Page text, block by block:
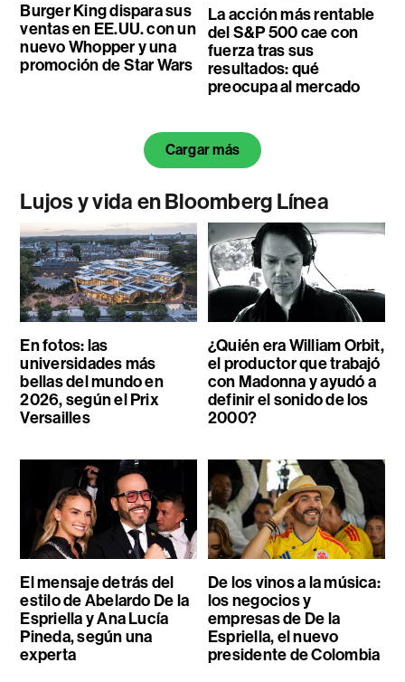
Burger King dispara sus
ventas en EE.UU. con un
nuevo Whopper y una
promoción de Star Wars
La acción más rentable
del S&P 500 cae con
fuerza tras sus
resultados: qué
preocupa al mercado
Cargar más
Lujos y vida en Bloomberg Línea
En fotos: las
universidades más
bellas del mundo en
2026, según el Prix
Versailles
¿Quién era William Orbit,
el productor que trabajó
con Madonna y ayudó a
definir el sonido de los
2000?
El mensaje detrás del
estilo de Abelardo De la
Espriella y Ana Lucía
Pineda, según una
experta
De los vinos a la música:
los negocios y
empresas de De la
Espriella, el nuevo
presidente de Colombia